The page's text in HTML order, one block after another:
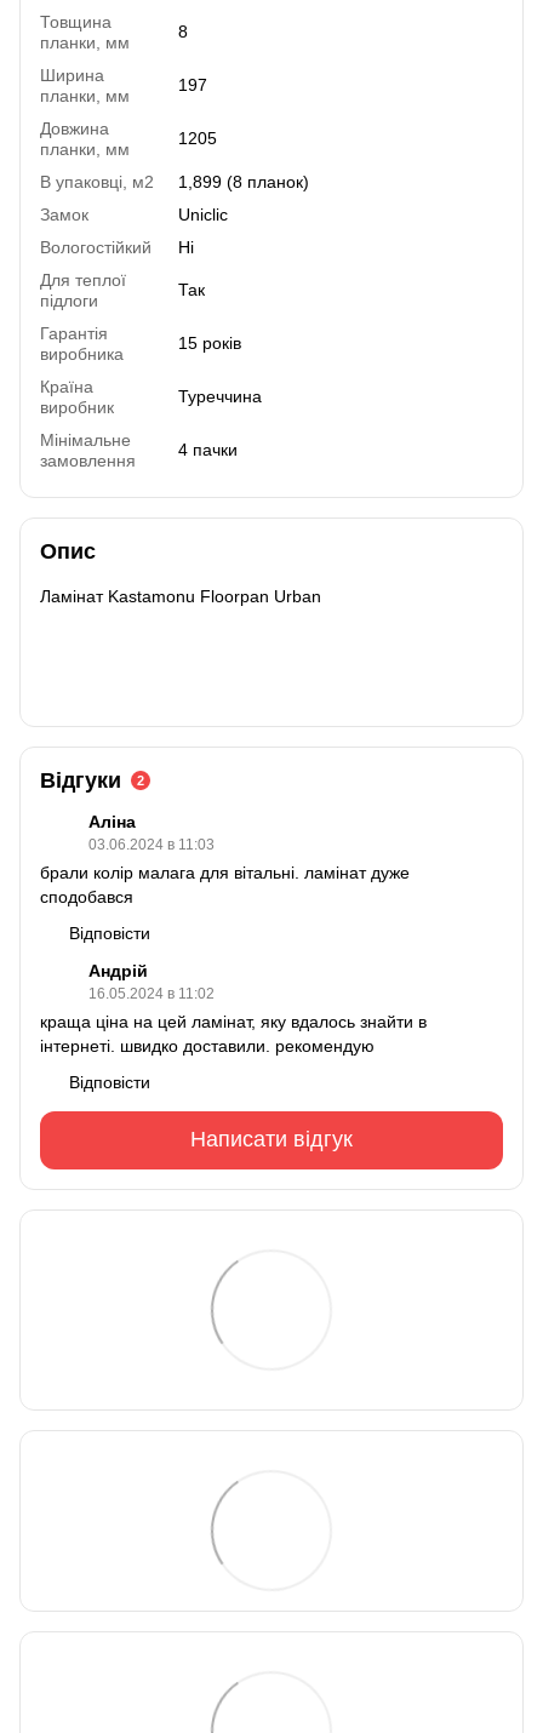
Товщина
планки, мм
8
Ширина
планки, мм
197
Довжина
планки, мм
1205
В упаковці, м2
1,899 (8 планок)
Замок
Uniclic
Вологостійкий
Ні
Для теплої
підлоги
Так
Гарантія
виробника
15 років
Країна
виробник
Туреччина
Мінімальне
замовлення
4 пачки
Опис
Ламінат Kastamonu Floorpan Urban
Відгуки 2
Аліна
03.06.2024 в 11:03
брали колір малага для вітальні. ламінат дуже
сподобався
Відповісти
Андрій
16.05.2024 в 11:02
краща ціна на цей ламінат, яку вдалось знайти в
інтернеті. швидко доставили. рекомендую
Відповісти
Написати відгук